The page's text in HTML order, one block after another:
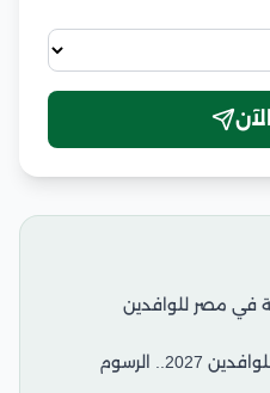
في مصر للوافدين
مصاريف MBA جامعة حلوان للوافدين 2027.. الرسوم